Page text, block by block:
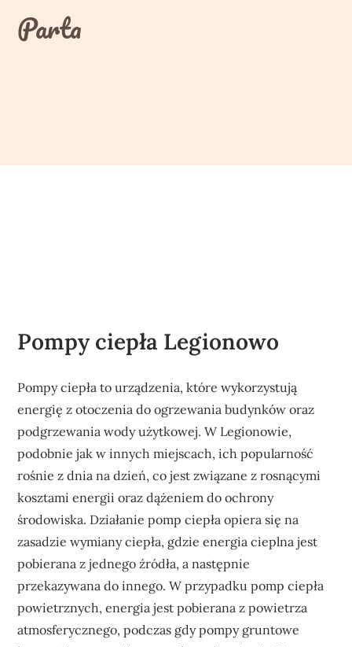
contentParta
Pompy ciepła Legionowo
Pompy ciepła to urządzenia, które wykorzystują
energię z otoczenia do ogrzewania budynków oraz
podgrzewania wody użytkowej. W Legionowie,
podobnie jak w innych miejscach, ich popularność
rośnie z dnia na dzień, co jest związane z rosnącymi
kosztami energii oraz dążeniem do ochrony
środowiska. Działanie pomp ciepła opiera się na
zasadzie wymiany ciepła, gdzie energia cieplna jest
pobierana z jednego źródła, a następnie
przekazywana do innego. W przypadku pomp ciepła
powietrznych, energia jest pobierana z powietrza
atmosferycznego, podczas gdy pompy gruntowe